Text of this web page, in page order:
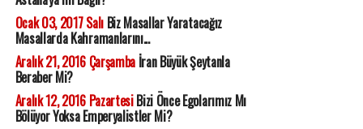
Ocak 03, 2017 SalıBiz Masallar Yaratacağız
Masallarda Kahramanlarını...
Aralık 21, 2016 Çarşambaİran Büyük Şeytanla
Beraber Mi?
Aralık 12, 2016 PazartesiBizi Önce Egolarımız Mı
Bölüyor Yoksa Emperyalistler Mi?